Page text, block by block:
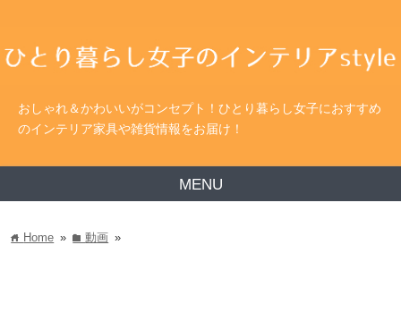
おしゃれ＆かわいいがコンセプト！ひとり暮らし女子におすすめ
のインテリア家具や雑貨情報をお届け！
MENU
home Home » folder動画 »